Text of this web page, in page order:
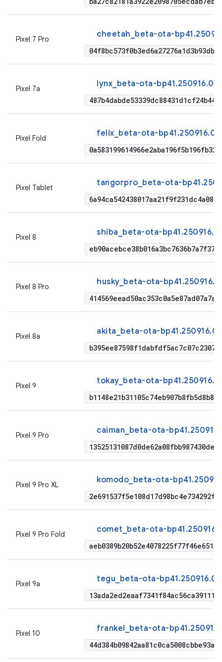
Pixel 7 Pro cheetah_beta-ota-
Pixel 7a lynx_beta-ota-
Pixel Fold felix_beta-ota-
Pixel Tablet tangorpro_beta-ota-
Pixel 8 shiba_beta-ota-
Pixel 8 Pro husky_beta-ota-
Pixel 8a akita_beta-ota-
Pixel 9 tokay_beta-ota-
Pixel 9 Pro caiman_beta-ota-
Pixel 9 Pro XL komodo_beta-ota-
Pixel 9 Pro Fold comet_beta-ota-
Pixel 9a tegu_beta-ota-
Pixel 10 frankel_beta-ota-